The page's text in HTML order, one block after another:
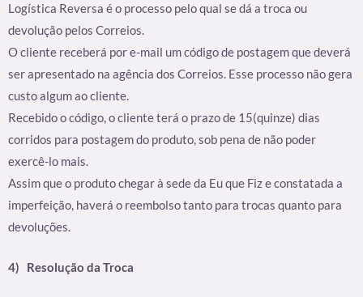
Logística Reversa é o processo pelo qual se dá a troca ou
devolução pelos Correios.
O cliente receberá por e-mail um código de postagem que deverá
ser apresentado na agência dos Correios. Esse processo não gera
custo algum ao cliente.
Recebido o código, o cliente terá o prazo de 15(quinze) dias
corridos para postagem do produto, sob pena de não poder
exercê-lo mais.
Assim que o produto chegar à sede da Eu que Fiz e constatada a
imperfeição, haverá o reembolso tanto para trocas quanto para
devoluções.
4) Resolução da Troca